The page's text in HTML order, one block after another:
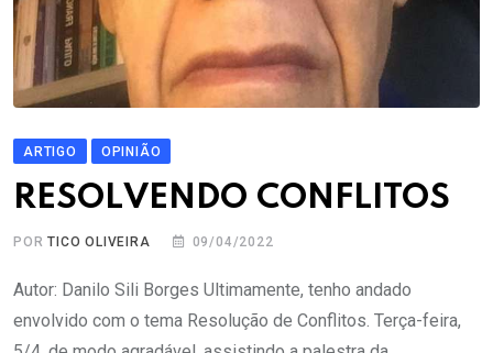
ARTIGO OPINIÃO
RESOLVENDO CONFLITOS
PORTICO OLIVEIRA 09/04/2022
Autor: Danilo Sili Borges Ultimamente, tenho andado
envolvido com o tema Resolução de Conflitos. Terça-feira,